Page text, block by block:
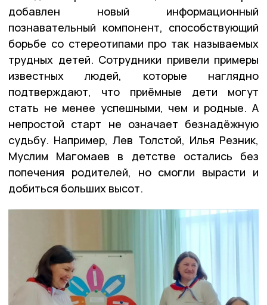
добавлен новый информационный
познавательный компонент, способствующий
борьбе со стереотипами про так называемых
трудных детей. Сотрудники привели примеры
известных людей, которые наглядно
подтверждают, что приёмные дети могут
стать не менее успешными, чем и родные. А
непростой старт не означает безнадёжную
судьбу. Например, Лев Толстой, Илья Резник,
Муслим Магомаев в детстве остались без
попечения родителей, но смогли вырасти и
добиться больших высот.